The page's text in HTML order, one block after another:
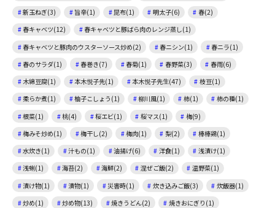
新玉ねぎ(3)
旨辛(1) 昆布(1) 明太子(6)
春(2)
春キャベツ(12)
春キャベツと豚ばら肉のレンジ蒸し(1)
春キャベツと豚肉のウスターソース炒め(2)
春ニシン(1)
春ニラ(1)
春のサラダ(1)
春巻き(7) 春菊(1) 春野菜(3)
春雨(6)
木綿豆腐(1)
本木悦子先(1) 本木悦子先生(47)
枝豆(1)
柔らか煮(1)
柚子こしょう(1) 柳川風(1) 柿(1)
柿の種(1)
根菜(1)
桃(4) 桜エビ(1) 桜マス(1)
梅(9)
梅みそ炒め(1)
梅干し(2) 梅肉(1) 梨(2)
棒棒鶏(1)
水炊き(1)
汁もの(1) 油揚げ(6) 洋食(1)
浅漬け(1)
浅蜊(1)
海苔(2) 海鮮(2) 混ぜご飯(2)
温野菜(1)
漬け物(1)
漬物(1) 災害時(1) 炊き込みご飯(3)
炊飯器(1)
炒め(1)
炒め物(13) 焼きうどん(2)
焼きおにぎり(1)